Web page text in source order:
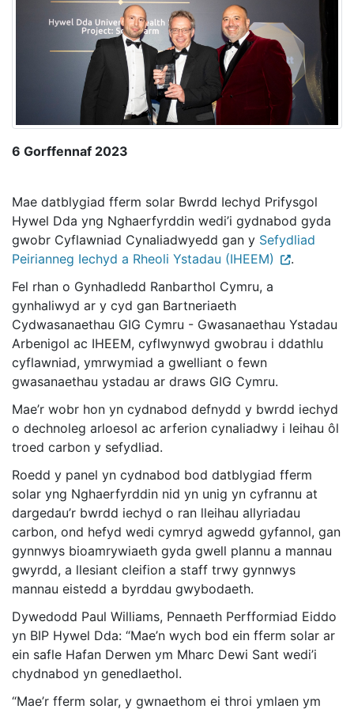
6 Gorffennaf 2023
Mae datblygiad fferm solar Bwrdd Iechyd Prifysgol
Hywel Dda yng Nghaerfyrddin wedi’i gydnabod gyda
gwobr Cyflawniad Cynaliadwyedd gan y Sefydliad
Peirianneg Iechyd a Rheoli Ystadau (IHEEM)
.
Fel rhan o Gynhadledd Ranbarthol Cymru, a
gynhaliwyd ar y cyd gan Bartneriaeth
Cydwasanaethau GIG Cymru - Gwasanaethau Ystadau
Arbenigol ac IHEEM, cyflwynwyd gwobrau i ddathlu
cyflawniad, ymrwymiad a gwelliant o fewn
gwasanaethau ystadau ar draws GIG Cymru.
Mae’r wobr hon yn cydnabod defnydd y bwrdd iechyd
o dechnoleg arloesol ac arferion cynaliadwy i leihau ôl
troed carbon y sefydliad.
Roedd y panel yn cydnabod bod datblygiad fferm
solar yng Nghaerfyrddin nid yn unig yn cyfrannu at
dargedau’r bwrdd iechyd o ran lleihau allyriadau
carbon, ond hefyd wedi cymryd agwedd gyfannol, gan
gynnwys bioamrywiaeth gyda gwell plannu a mannau
gwyrdd, a llesiant cleifion a staff trwy gynnwys
mannau eistedd a byrddau gwybodaeth.
Dywedodd Paul Williams, Pennaeth Perfformiad Eiddo
yn BIP Hywel Dda: “Mae’n wych bod ein fferm solar ar
ein safle Hafan Derwen ym Mharc Dewi Sant wedi’i
chydnabod yn genedlaethol.
“Mae’r fferm solar, y gwnaethom ei throi ymlaen ym